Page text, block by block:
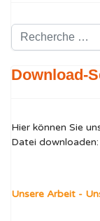
Valider
Download-
Hier können Sie
Datei downloaden:
Unsere Arbeit -